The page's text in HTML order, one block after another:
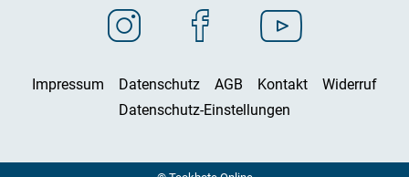
Impressum Datenschutz AGB Kontakt
Widerruf
Datenschutz-Einstellungen